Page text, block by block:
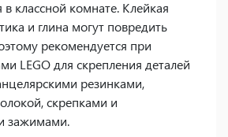
классной комнате. Клейкая
и глина могут повредить
рекомендуется при
LEGO для скрепления деталей
резинками,
скрепками и
зажимами.